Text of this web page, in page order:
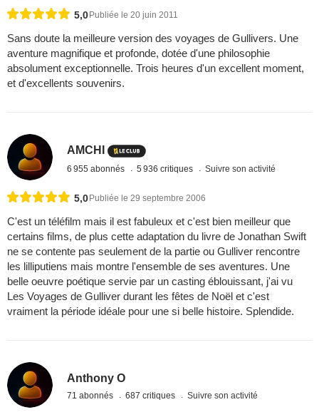
5,0 Publiée le 20 juin 2011
Sans doute la meilleure version des voyages de Gullivers. Une
aventure magnifique et profonde, dotée d'une philosophie
absolument exceptionnelle. Trois heures d'un excellent moment,
et d'excellents souvenirs.
AMCHI
6 955 abonnés 5 936 critiques Suivre son activité
5,0Publiée le 29 septembre 2006
C'est un téléfilm mais il est fabuleux et c'est bien meilleur que
certains films, de plus cette adaptation du livre de Jonathan Swift
ne se contente pas seulement de la partie ou Gulliver rencontre
les lilliputiens mais montre l'ensemble de ses aventures. Une
belle oeuvre poétique servie par un casting éblouissant, j'ai vu
Les Voyages de Gulliver durant les fêtes de Noël et c'est
vraiment la période idéale pour une si belle histoire. Splendide.
Anthony O
71 abonnés 687 critiques Suivre son activité